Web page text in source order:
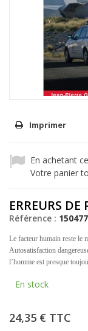
Imprimer
En achetant
Votre panier
ERREURS
Référence :
Le facteur humain reste le
Autosatisfaction
l’homme est presque
En stock
24,35 € TTC